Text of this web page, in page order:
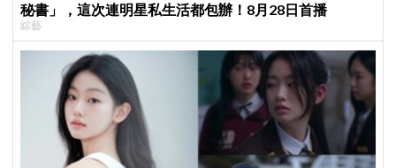
秘書」，這次連明星私生活都包辦！8月28日首播
綜藝